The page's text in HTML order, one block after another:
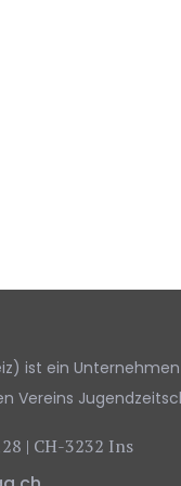
ist ein
Vereins
| CH-3232 Ins